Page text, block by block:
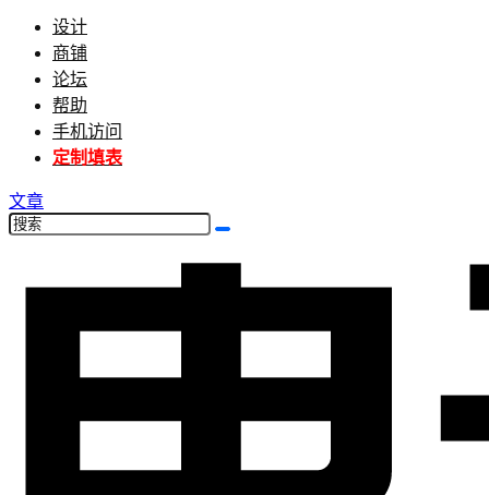
设计
商铺
论坛
帮助
手机访问
定制填表
文章